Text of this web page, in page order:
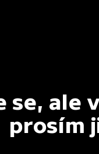
se, ale
prosím